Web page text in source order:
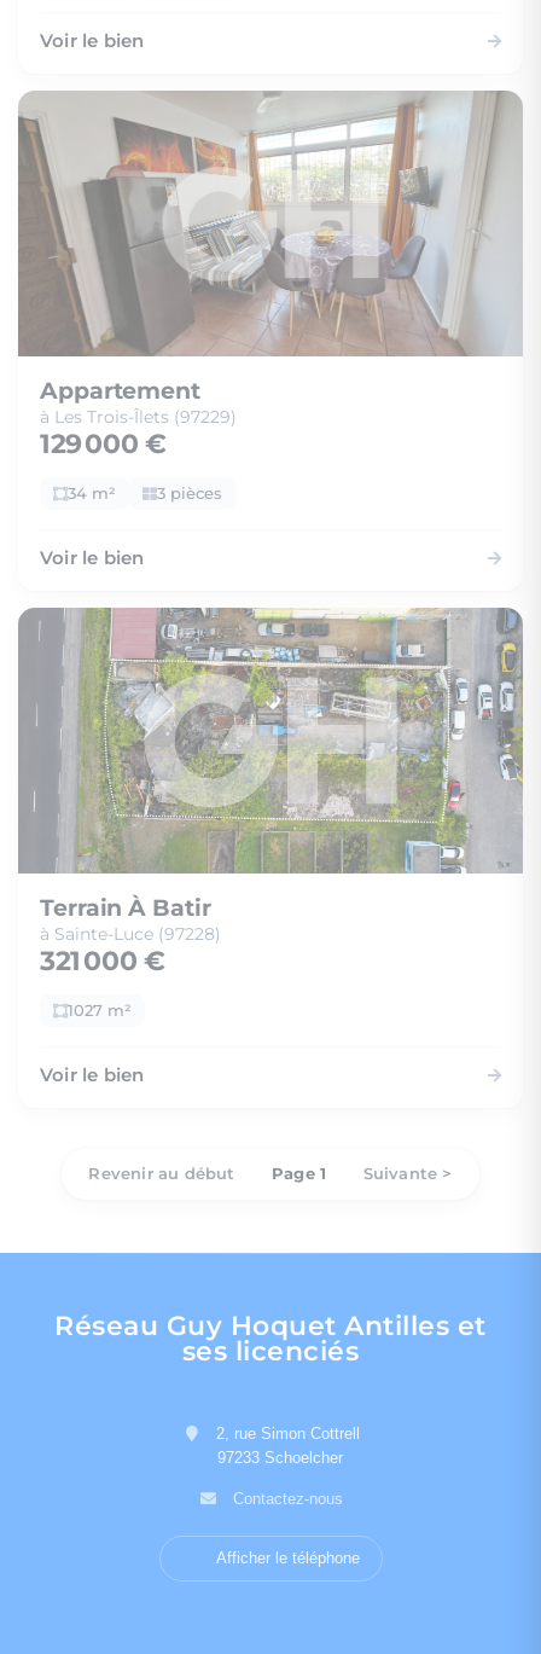
Voir le bien
Appartement
à Les Trois-Îlets (97229)
129 000 €
34 m² 3 pièces
Voir le bien
Terrain À Batir
à Sainte-Luce (97228)
321 000 €
1027 m²
Voir le bien
Revenir au début Page 1 Suivante >
Réseau Guy Hoquet Antilles et
ses licenciés
2, rue Simon Cottrell
97233 Schoelcher
Contactez-nous
Afficher le téléphone